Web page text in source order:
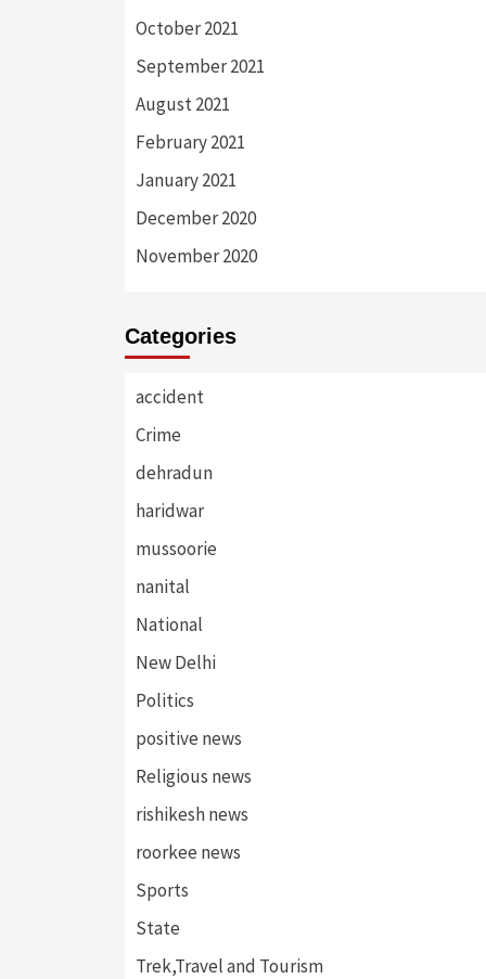
October 2021
September 2021
August 2021
February 2021
January 2021
December 2020
November 2020
Categories
accident
Crime
dehradun
haridwar
mussoorie
nanital
National
New Delhi
Politics
positive news
Religious news
rishikesh news
roorkee news
Sports
State
Trek,Travel and Tourism